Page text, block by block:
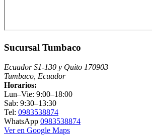
Sucursal Tumbaco
Ecuador S1-130 y Quito 170903
Tumbaco, Ecuador
Horarios:
Lun–Vie: 9:00–18:00
Sab: 9:30–13:30
Tel: 0983538874
WhatsApp 0983538874
Ver en Google Maps